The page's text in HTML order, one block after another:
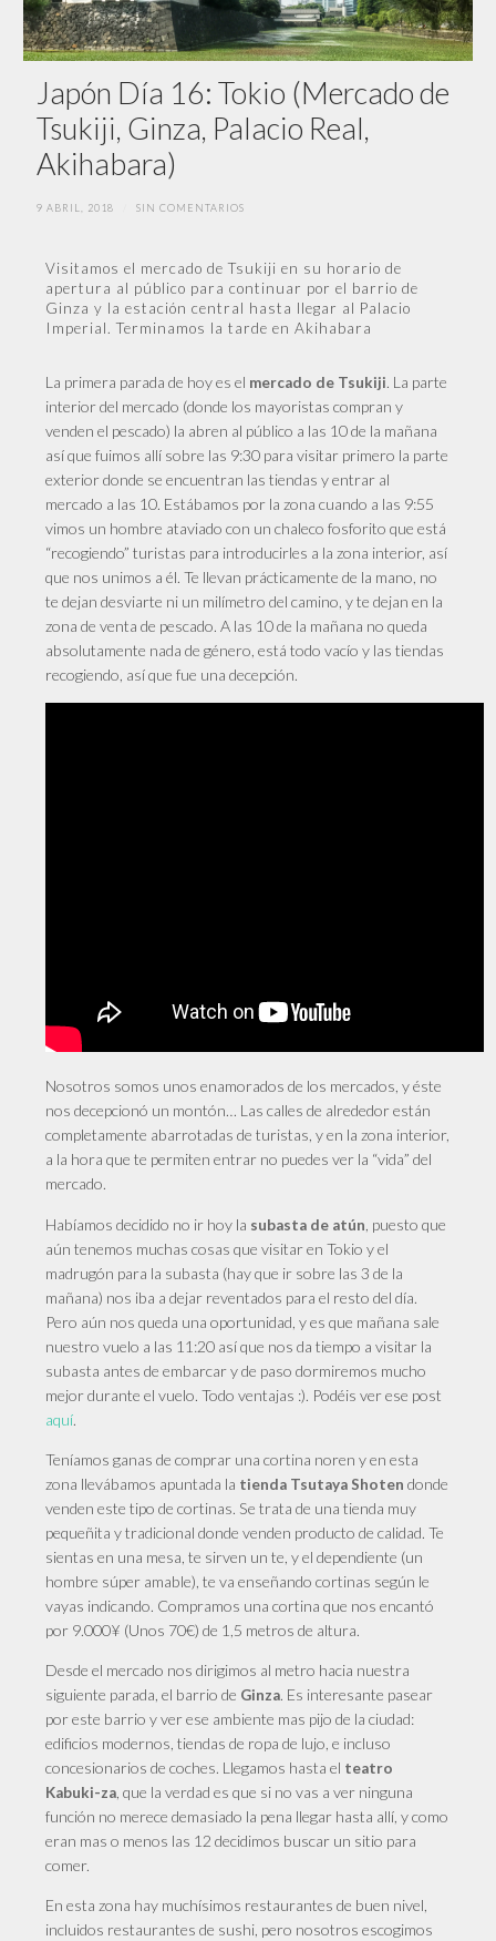
Japón Día 16: Tokio (Mercado de
Tsukiji, Ginza, Palacio Real,
Akihabara)
9 ABRIL, 2018 SIN COMENTARIOS
Visitamos el mercado de Tsukiji en su horario de
apertura al público para continuar por el barrio de
Ginza y la estación central hasta llegar al Palacio
Imperial. Terminamos la tarde en Akihabara
La primera parada de hoy es el mercado de Tsukiji. La parte
interior del mercado (donde los mayoristas compran y
venden el pescado) la abren al público a las 10 de la mañana
así que fuimos allí sobre las 9:30 para visitar primero la parte
exterior donde se encuentran las tiendas y entrar al
mercado a las 10. Estábamos por la zona cuando a las 9:55
vimos un hombre ataviado con un chaleco fosforito que está
“recogiendo” turistas para introducirles a la zona interior, así
que nos unimos a él. Te llevan prácticamente de la mano, no
te dejan desviarte ni un milímetro del camino, y te dejan en la
zona de venta de pescado. A las 10 de la mañana no queda
absolutamente nada de género, está todo vacío y las tiendas
recogiendo, así que fue una decepción.
Nosotros somos unos enamorados de los mercados, y éste
nos decepcionó un montón… Las calles de alrededor están
completamente abarrotadas de turistas, y en la zona interior,
a la hora que te permiten entrar no puedes ver la “vida” del
mercado.
Habíamos decidido no ir hoy la subasta de atún , puesto que
aún tenemos muchas cosas que visitar en Tokio y el
madrugón para la subasta (hay que ir sobre las 3 de la
mañana) nos iba a dejar reventados para el resto del día.
Pero aún nos queda una oportunidad, y es que mañana sale
nuestro vuelo a las 11:20 así que nos da tiempo a visitar la
subasta antes de embarcar y de paso dormiremos mucho
mejor durante el vuelo. Todo ventajas :). Podéis ver ese post
aquí.
Teníamos ganas de comprar una cortina noren y en esta
zona llevábamos apuntada la tienda Tsutaya Shoten donde
venden este tipo de cortinas. Se trata de una tienda muy
pequeñita y tradicional donde venden producto de calidad. Te
sientas en una mesa, te sirven un te, y el dependiente (un
hombre súper amable), te va enseñando cortinas según le
vayas indicando. Compramos una cortina que nos encantó
por 9.000¥ (Unos 70€) de 1,5 metros de altura.
Desde el mercado nos dirigimos al metro hacia nuestra
siguiente parada, el barrio de Ginza. Es interesante pasear
por este barrio y ver ese ambiente mas pijo de la ciudad:
edificios modernos, tiendas de ropa de lujo, e incluso
concesionarios de coches. Llegamos hasta el teatro
Kabuki-za , que la verdad es que si no vas a ver ninguna
función no merece demasiado la pena llegar hasta allí, y como
eran mas o menos las 12 decidimos buscar un sitio para
comer.
En esta zona hay muchísimos restaurantes de buen nivel,
incluidos restaurantes de sushi, pero nosotros escogimos